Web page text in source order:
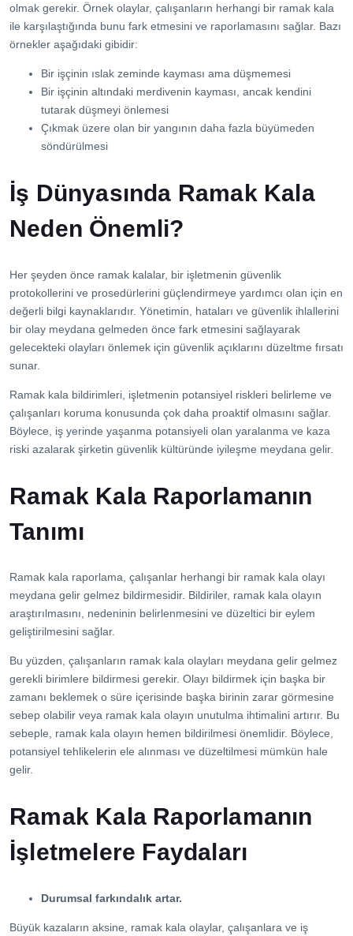
olmak gerekir. Örnek olaylar, çalışanların herhangi bir ramak kala
ile karşılaştığında bunu fark etmesini ve raporlamasını sağlar. Bazı
örnekler aşağıdaki gibidir:
Bir işçinin ıslak zeminde kayması ama düşmemesi
Bir işçinin altındaki merdivenin kayması, ancak kendini
tutarak düşmeyi önlemesi
Çıkmak üzere olan bir yangının daha fazla büyümeden
söndürülmesi
İş Dünyasında Ramak Kala
Neden Önemli?
Her şeyden önce ramak kalalar, bir işletmenin güvenlik
protokollerini ve prosedürlerini güçlendirmeye yardımcı olan için en
değerli bilgi kaynaklarıdır. Yönetimin, hataları ve güvenlik ihlallerini
bir olay meydana gelmeden önce fark etmesini sağlayarak
gelecekteki olayları önlemek için güvenlik açıklarını düzeltme fırsatı
sunar.
Ramak kala bildirimleri, işletmenin potansiyel riskleri belirleme ve
çalışanları koruma konusunda çok daha proaktif olmasını sağlar.
Böylece, iş yerinde yaşanma potansiyeli olan yaralanma ve kaza
riski azalarak şirketin güvenlik kültüründe iyileşme meydana gelir.
Ramak Kala Raporlamanın
Tanımı
Ramak kala raporlama, çalışanlar herhangi bir ramak kala olayı
meydana gelir gelmez bildirmesidir. Bildiriler, ramak kala olayın
araştırılmasını, nedeninin belirlenmesini ve düzeltici bir eylem
geliştirilmesini sağlar.
Bu yüzden, çalışanların ramak kala olayları meydana gelir gelmez
gerekli birimlere bildirmesi gerekir. Olayı bildirmek için başka bir
zamanı beklemek o süre içerisinde başka birinin zarar görmesine
sebep olabilir veya ramak kala olayın unutulma ihtimalini artırır. Bu
sebeple, ramak kala olayın hemen bildirilmesi önemlidir. Böylece,
potansiyel tehlikelerin ele alınması ve düzeltilmesi mümkün hale
gelir.
Ramak Kala Raporlamanın
İşletmelere Faydaları
Durumsal farkındalık artar.
Büyük kazaların aksine, ramak kala olaylar, çalışanlara ve iş